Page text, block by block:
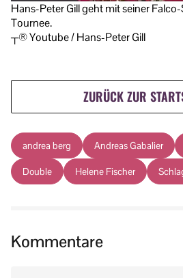
Hans-Peter Gill geht mit seiner
Tournee.
┬® Youtube / Hans-Peter Gill
ZURÜCK ZUR
andrea berg Andreas Gabalier
Double Helene Fischer
Kommentare